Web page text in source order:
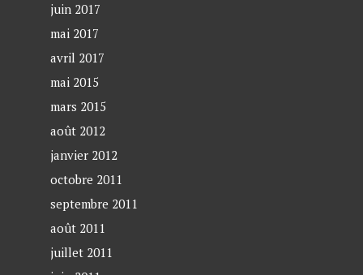
juin 2017
mai 2017
avril 2017
mai 2015
mars 2015
août 2012
janvier 2012
octobre 2011
septembre 2011
août 2011
juillet 2011